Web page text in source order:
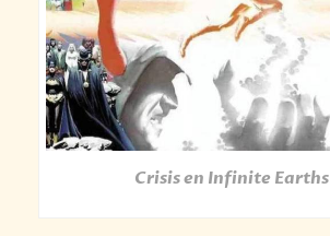
Crisis en Infinite Earths